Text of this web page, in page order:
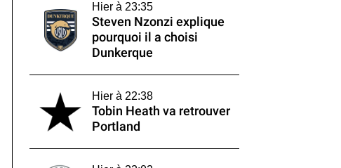
Hier à 23:35
Steven Nzonzi explique
pourquoi il a choisi
Dunkerque
Hier à 22:38
Tobin Heath va retrouver
Portland